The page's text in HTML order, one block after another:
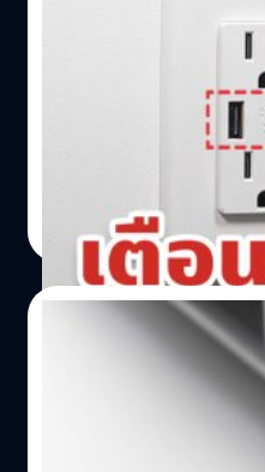
สาธารณะอาจถูกดึง
แท่นชาร์จ USB สาธารณ
อย่างที่ใครหลายคนคิด นั่น
เข้าไปแทรกซึมในมือถือห
2019 IBM X-Force
ว่า ความปลอดภัยทางไซ
2 พุ่งตัวมาไกลจากในปี
ผ่านแท่นชาร์จ USB สาธา
ให้เช่า หรือบริการขนส่งต่
ทำให้เกิดกรณีดังกล่าว แ
บริษัทที่ติดตั้งแท่นชาร์จไ
คิดจะขโมยข้อมูลอะไรขอ
เกอร์ต่างหากที่คิดจะขโม
ผ่านการแอบติดตั้งให้ปลา
เข้ากับคอมพิวเตอร์หรือเค
| 2544
Read More
26/06/2019
ผู้คิดค้น USB-A เผ
เสียบได้สองด้านเห
ก่อนที่ USB-C จะถูกนำออ